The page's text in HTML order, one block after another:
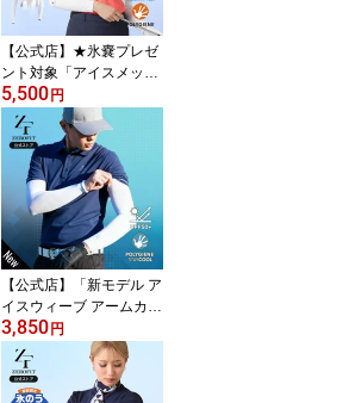
防 紫外線予防 ZEROFIT
ゼロフィット
【公式店】★氷嚢プレゼ
ント対象「アイスメッシ
ュ オーバーボレロ」返品
交換可 メンズ レディー
ス 冷感 uvカット スポー
ツ ゴルフ 接触冷感イン
ナー スポーツウェア ボ
レロ UV手袋 ICE MESH
夏用 涼しい 日焼け予防 Z
EROFIT ゼロフィット イ
オンスポーツ
5,500円
【公式店】「新モデル ア
イスウィーブ アームカバ
ー」リニューアル メンズ
レディース 冷感 uvカッ
ト スポーツ ゴルフ 接触
冷感インナー スポーツウ
3,850円